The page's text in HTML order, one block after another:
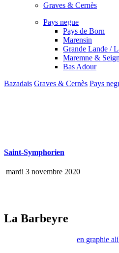
Graves & Cernès
Pays negue
Pays de Born
Marensin
Grande Lande /
Maremne &
Bas Adour
Bazadais Graves & Cernès Pays
Saint-Symphorien
mardi 3 novembre 2020
La Barbeyre
en graphie